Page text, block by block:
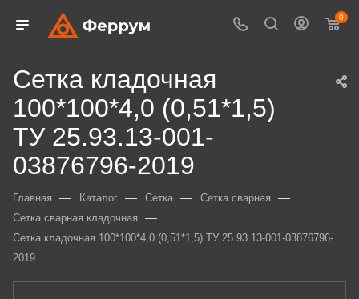
0
Сетка кладочная
100*100*4,0 (0,51*1,5)
ТУ 25.93.13-001-
03876796-2019
Главная — Каталог — Сетка — Сетка сварная —
Сетка сварная кладочная —
Сетка кладочная 100*100*4,0 (0,51*1,5) ТУ 25.93.13-001-03876796-
2019